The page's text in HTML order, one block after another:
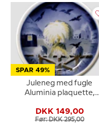
SPAR 49%
Juleneg med fugle
Aluminia plaquette,
DKK 149,00
Før: DKK 295,00